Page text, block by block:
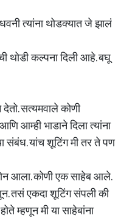
त्यांना थोडक्यात जे झालं
थोडी कल्पना दिली आहे. बघू
देतो. सत्यमवाले कोणी
आम्ही भाडाने दिला त्यांना
संबंध. यांच शूटिंग मी तर ते पण
आला. कोणी एक साहेब आले.
तसं एकदा शूटिंग संपली की
म्हणून मी या साहेबांना